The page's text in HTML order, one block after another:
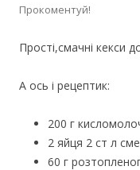
Прокоментуй!
Прості,смачні кекси
А ось і рецептик:
200 г
2 яйця 2 ст л
60 г